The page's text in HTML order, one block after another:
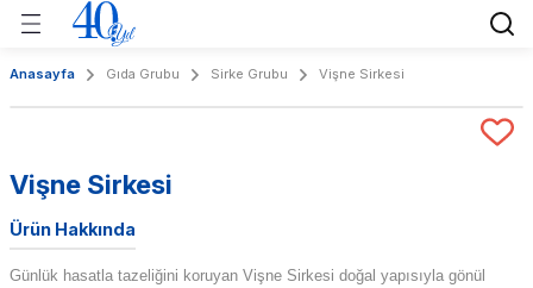
Turşu Konserve
Anasayfa Gıda Grubu Sirke Grubu Vişne Sirkesi
Vişne Sirkesi
Ürün Hakkında
Günlük hasatla tazeliğini koruyan Vişne Sirkesi doğal yapısıyla gönül